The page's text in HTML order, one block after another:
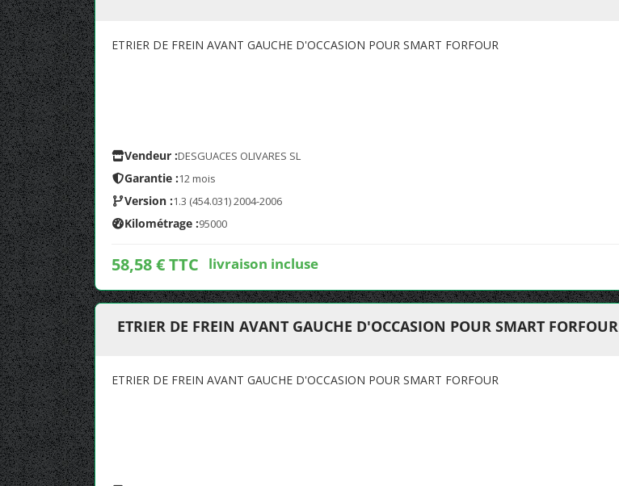
ETRIER DE FREIN AVANT GAUCHE D'OCCASION POUR SMART FORFOUR
Vendeur :DESGUACES OLIVARES SL
Garantie :12 mois
Version :1.3 (454.031) 2004-2006
Kilométrage :95000
58,58 € TTC livraison incluse
ETRIER DE FREIN AVANT GAUCHE D'OCCASION POUR SMART FORFOUR
ETRIER DE FREIN AVANT GAUCHE D'OCCASION POUR SMART FORFOUR